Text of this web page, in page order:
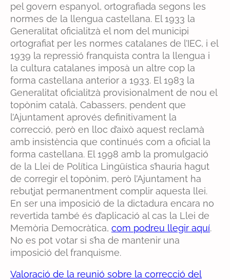
pel govern espanyol, ortografiada segons les
normes de la llengua castellana. El 1933 la
Generalitat oficialitzà el nom del municipi
ortografiat per les normes catalanes de l’IEC, i el
1939 la repressió franquista contra la llengua i
la cultura catalanes imposà un altre cop la
forma castellana anterior a 1933. El 1983 la
Generalitat oficialitzà provisionalment de nou el
topònim català, Cabassers, pendent que
l’Ajuntament aprovés definitivament la
correcció, però en lloc d’això aquest reclamà
amb insistència que continués com a oficial la
forma castellana. El 1998 amb la promulgació
de la Llei de Política Lingüística s’hauria hagut
de corregir el topònim, però l’Ajuntament ha
rebutjat permanentment complir aquesta llei.
En ser una imposició de la dictadura encara no
revertida també és d’aplicació al cas la Llei de
Memòria Democràtica, com podreu llegir aquí.
No es pot votar si s’ha de mantenir una
imposició del franquisme.
Valoració de la reunió sobre la correcció del